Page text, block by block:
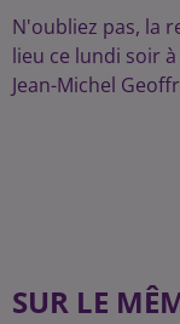
N'oubliez pas, la
lieu ce lundi soir
Jean-Michel
SUR LE